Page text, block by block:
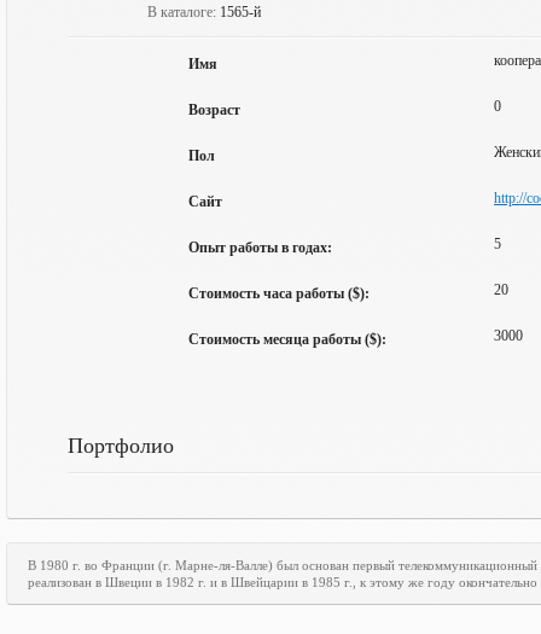
В каталоге: 1565-й
Имя
Возраст 0
Пол
Сайт http://
Опыт работы в годах: 5
Стоимость часа работы ($): 20
Стоимость месяца работы ($): 3000
Портфолио
В 1980 г. во Франции (г. Марне-ля-Валле) был основан первый
реализован в Швеции в 1982 г. и в Швейцарии в 1985 г., к этому же году